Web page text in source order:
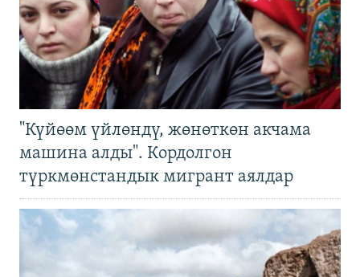
"Күйөөм үйлөндү, жөнөткөн акчама
машина алды". Кордолгон
түркмөнстандык мигрант аялдар